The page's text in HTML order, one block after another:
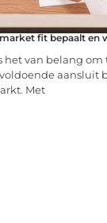
fit bepaalt en
het van belang om
aansluit
Met